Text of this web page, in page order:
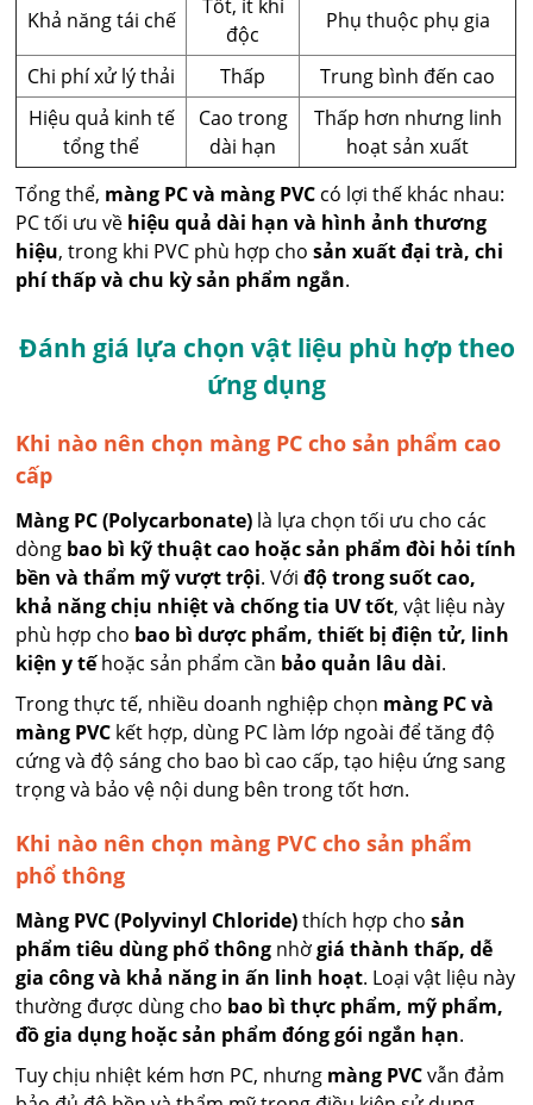
Khả năng tái chế
Tốt, ít khí
độc
Phụ thuộc phụ gia
Chi phí xử lý thải Thấp
Trung bình đến cao
Hiệu quả kinh tế
tổng thể
Cao trong
dài hạn
Thấp hơn nhưng linh
hoạt sản xuất
Tổng thể, màng PC và màng PVC có lợi thế khác nhau:
PC tối ưu về hiệu quả dài hạn và hình ảnh thương
hiệu, trong khi PVC phù hợp chosản xuất đại trà, chi
phí thấp và chu kỳ sản phẩm ngắn.
Đánh giá lựa chọn vật liệu phù hợp theo
ứng dụng
Khi nào nên chọn màng PC cho sản phẩm cao
cấp
Màng PC (Polycarbonate) là lựa chọn tối ưu cho các
dòng bao bì kỹ thuật cao hoặc sản phẩm đòi hỏi tính
bền và thẩm mỹ vượt trội. Vớiđộ trong suốt cao,
khả năng chịu nhiệt và chống tia UV tốt, vật liệu này
phù hợp cho bao bì dược phẩm, thiết bị điện tử, linh
kiện y tếhoặc sản phẩm cần bảo quản lâu dài.
Trong thực tế, nhiều doanh nghiệp chọn màng PC và
màng PVC kết hợp, dùng PC làm lớp ngoài để tăng độ
cứng và độ sáng cho bao bì cao cấp, tạo hiệu ứng sang
trọng và bảo vệ nội dung bên trong tốt hơn.
Khi nào nên chọn màng PVC cho sản phẩm
phổ thông
Màng PVC (Polyvinyl Chloride)thích hợp chosản
phẩm tiêu dùng phổ thông nhờgiá thành thấp, dễ
gia công và khả năng in ấn linh hoạt. Loại vật liệu này
thường được dùng cho bao bì thực phẩm, mỹ phẩm,
đồ gia dụng hoặc sản phẩm đóng gói ngắn hạn.
Tuy chịu nhiệt kém hơn PC, nhưng màng PVCvẫn đảm